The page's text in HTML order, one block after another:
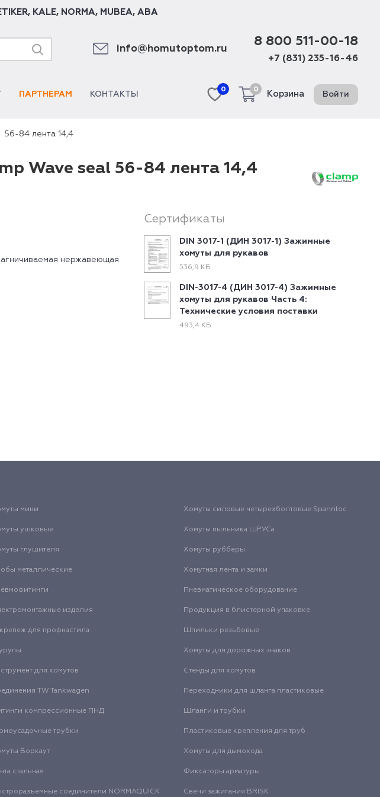
, KALE, NORMA, MUBEA, ABA
info@homutoptom.ru
8 800 511-00-18
+7 (831) 235-16-46
ПАРТНЕРАМ КОНТАКТЫ
0 0
Корзина Войти
56-84 лента 14,4
Wave seal 56-84 лента 14,4
нержавеющая
Сертификаты
DIN 3017-1 (ДИН 3017-1) Зажимные
хомуты для рукавов
536,9 КБ
DIN-3017-4 (ДИН 3017-4) Зажимные
хомуты для рукавов Часть 4:
Технические условия поставки
493,4 КБ
мини Хомуты силовые четырехболтовые Spannloc
ушковые Хомуты пыльника ШРУСа
глушителя Хомуты рубберы
металлические Хомутная лента и замки
Пневматическое оборудование
изделия Продукция в блистерной упаковке
для профнастила Шпильки резьбовые
Хомуты для дорожных знаков
для хомутов Стенды для хомутов
TW Tankwagen Переходники для шланга пластиковые
компрессионные ПНД Шланги и трубки
трубки Пластиковые крепления для труб
Воркаут Хомуты для дымохода
стальная Фиксаторы арматуры
соединители NORMAQUICK Свечи зажигания BRISK